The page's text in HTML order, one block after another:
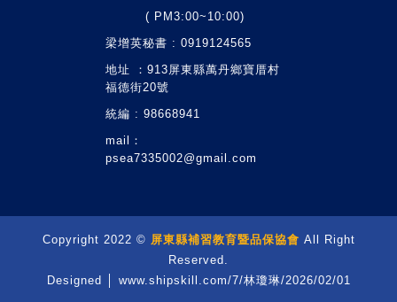
( PM3:00~10:00)
梁增英秘書 : 0919124565
地址 ：913屏東縣萬丹鄉寶厝村
福德街20號
統編 : 98668941
mail：
psea7335002@gmail.com
Copyright 2022 © 屏東縣補習教育暨品保協會 All Right
Reserved.
Designed │ www.shipskill.com/7/林瓊琳/2026/02/01